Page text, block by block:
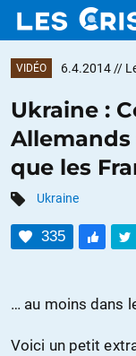
DOSSIERS
CATÉGORIES
MOTS CLÉS
VIDÉO 6.4.2014 //
Ukraine :
que les
Ukraine
335
… au moins dans
Voici un petit